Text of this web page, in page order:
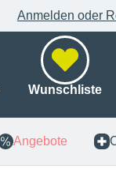
Anmelden oder
Wunschliste
Angebote